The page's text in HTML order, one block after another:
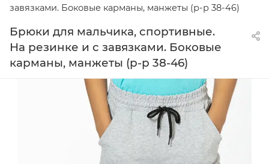
завязками. Боковые карманы, манжеты (р-р 38-46)
Брюки для мальчика, спортивные.
На резинке и с завязками. Боковые
карманы, манжеты (р-р 38-46)